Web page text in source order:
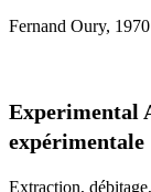
Fernand Oury, 1970
Experimental
expérimentale
Extraction,